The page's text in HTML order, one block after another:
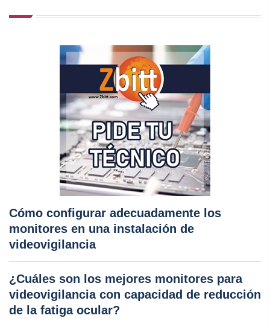
Cómo configurar adecuadamente los
monitores en una instalación de
videovigilancia
¿Cuáles son los mejores monitores para
videovigilancia con capacidad de reducción
de la fatiga ocular?